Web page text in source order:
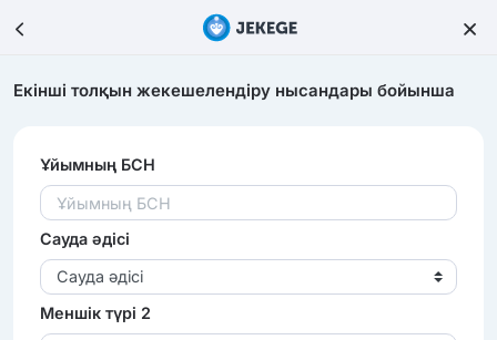
Екінші толқын жекешелендіру нысандары бойынша
Ұйымның БСН
Сауда әдісі
Сауда әдісі
Меншік түрі 2